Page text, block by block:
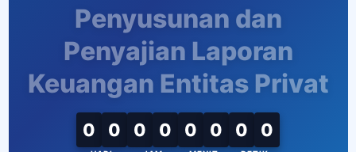
Penyusunan dan
Penyajian Laporan
Keuangan Entitas Privat
0 0 0 0 0 0 0 0